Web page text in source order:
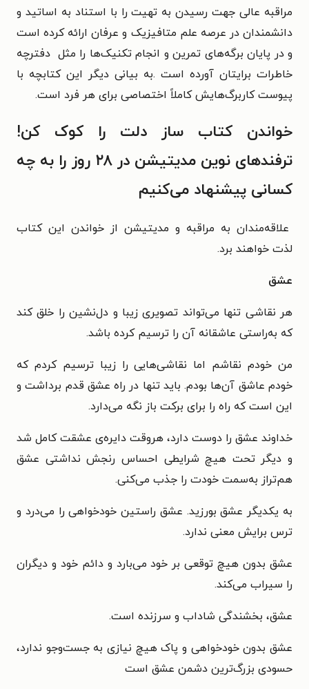
مراقبه عالی جهت رسیدن به تهیت را با استناد به اساتید و
دانشمندان در عرصه‌ علم متافیزیک و عرفان ارائه کرده‌ است
و در پایان برگه‌های تمرین و انجام تکنیک‌ها را مثل دفترچه‌
خاطرات برایتان آورده است .به بیانی دیگر این کتابچه با
پیوست کاربرگ‌هایش کاملاً اختصاصی برای هر فرد است.
خواندن کتاب ساز دلت را کوک کن!
ترفندهای نوین مدیتیشن در ۲۸ روز را به چه
کسانی پیشنهاد می‌کنیم
علاقه‌مندان به مراقبه و مدیتیشن از خواندن این کتاب
لذت خواهند برد.
عشق
هر نقاشی تنها می‌تواند تصویری زیبا و دل‌نشین را خلق کند
که به‌راستی عاشقانه آن را ترسیم کرده باشد.
من خودم نقاشم اما نقاشی‌هایی را زیبا ترسیم کردم که
خودم عاشق آن‌ها بودم. باید تنها در راه عشق قدم برداشت و
این است که راه را برای برکت باز نگه می‌دارد.
خداوند عشق را دوست دارد، هروقت دایره‌ی عشقت کامل شد
و دیگر تحت هیچ شرایطی احساس رنجش نداشتی عشق
هم‌تراز به‌سمت خودت را جذب می‌کنی.
به یکدیگر عشق بورزید. عشق راستین خودخواهی را می‌درد و
ترس برایش معنی ندارد.
عشق بدون هیچ توقعی بر خود می‌بارد و دائم خود و دیگران
را سیراب می‌کند.
عشق، بخشندگی شاداب و سرزنده است.
عشق بدون خودخواهی و پاک هیچ نیازی به جست‌وجو ندارد،
حسودی بزرگ‌ترین دشمن عشق است